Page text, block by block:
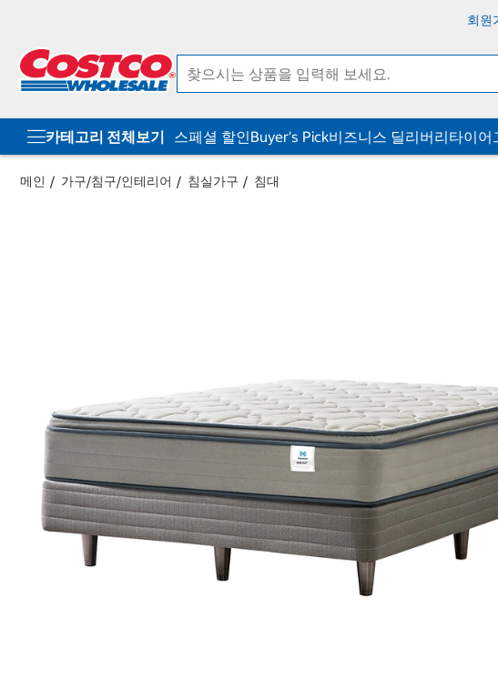
회원
카테고리 전체보기 스페셜 할인Buyer's Pick비즈니스 딜리버리타이어
메인 가구/침구/인테리어 침실가구 침대